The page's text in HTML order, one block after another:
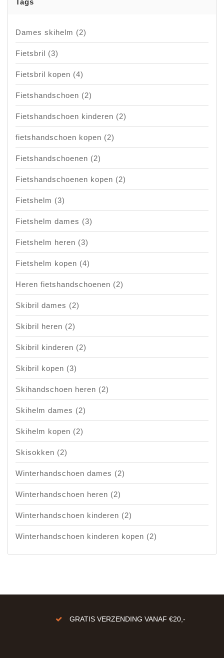
Tags
Dames skihelm (2)
Fietsbril (3)
Fietsbril kopen (4)
Fietshandschoen (2)
Fietshandschoen kinderen (2)
fietshandschoen kopen (2)
Fietshandschoenen (2)
Fietshandschoenen kopen (2)
Fietshelm (3)
Fietshelm dames (3)
Fietshelm heren (3)
Fietshelm kopen (4)
Heren fietshandschoenen (2)
Skibril dames (2)
Skibril heren (2)
Skibril kinderen (2)
Skibril kopen (3)
Skihandschoen heren (2)
Skihelm dames (2)
Skihelm kopen (2)
Skisokken (2)
Winterhandschoen dames (2)
Winterhandschoen heren (2)
Winterhandschoen kinderen (2)
Winterhandschoen kinderen kopen (2)
GRATIS VERZENDING VANAF €20,-